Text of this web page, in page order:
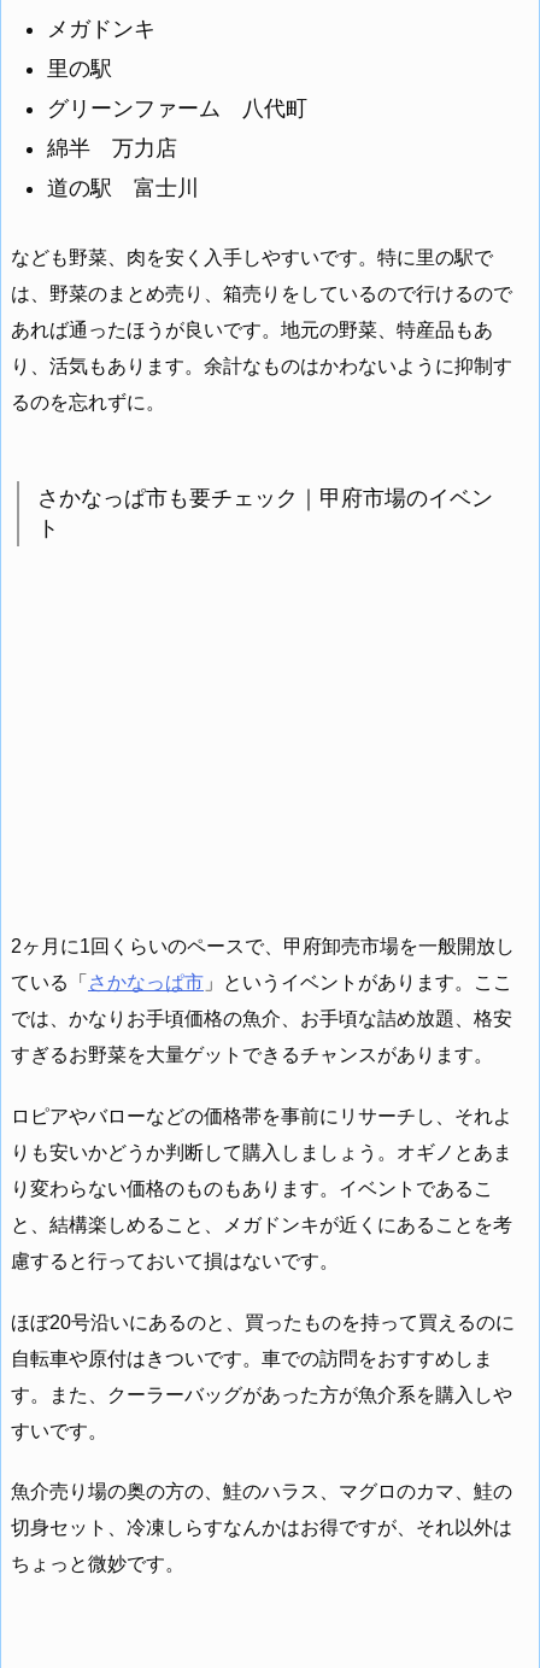
メガドンキ
里の駅
グリーンファーム 八代町
綿半 万力店
道の駅 富士川
なども野菜、肉を安く入手しやすいです。特に里の駅で
は、野菜のまとめ売り、箱売りをしているので行けるので
あれば通ったほうが良いです。地元の野菜、特産品もあ
り、活気もあります。余計なものはかわないように抑制す
るのを忘れずに。
さかなっぱ市も要チェック｜甲府市場のイベン
ト
2ヶ月に1回くらいのペースで、甲府卸売市場を一般開放し
ている「 さかなっぱ市 」というイベントがあります。ここ
では、かなりお手頃価格の魚介、お手頃な詰め放題、格安
すぎるお野菜を大量ゲットできるチャンスがあります。
ロピアやバローなどの価格帯を事前にリサーチし、それよ
りも安いかどうか判断して購入しましょう。オギノとあま
り変わらない価格のものもあります。イベントであるこ
と、結構楽しめること、メガドンキが近くにあることを考
慮すると行っておいて損はないです。
ほぼ20号沿いにあるのと、買ったものを持って買えるのに
自転車や原付はきついです。車での訪問をおすすめしま
す。また、クーラーバッグがあった方が魚介系を購入しや
すいです。
魚介売り場の奥の方の、鮭のハラス、マグロのカマ、鮭の
切身セット、冷凍しらすなんかはお得ですが、それ以外は
ちょっと微妙です。